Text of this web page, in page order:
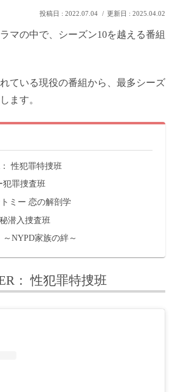
2022.07.04 2025.04.02
マの中で、シーズン10を越える番組
ている現役の番組から、最多シーズ
ます。
性犯罪特捜班
犯罪捜査班
ミー 恋の解剖学
潜入捜査班
NYPD家族の絆～
： 性犯罪特捜班